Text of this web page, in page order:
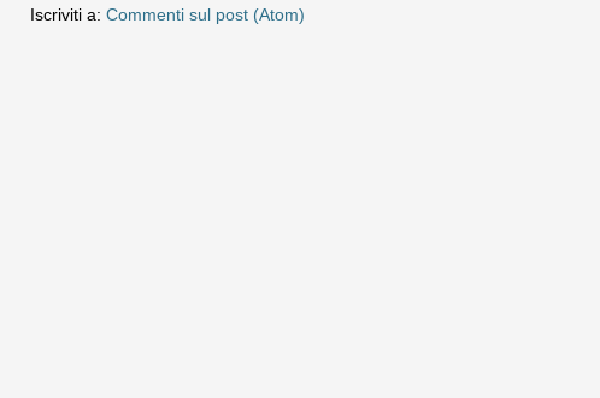
Iscriviti a: Commenti sul post (Atom)